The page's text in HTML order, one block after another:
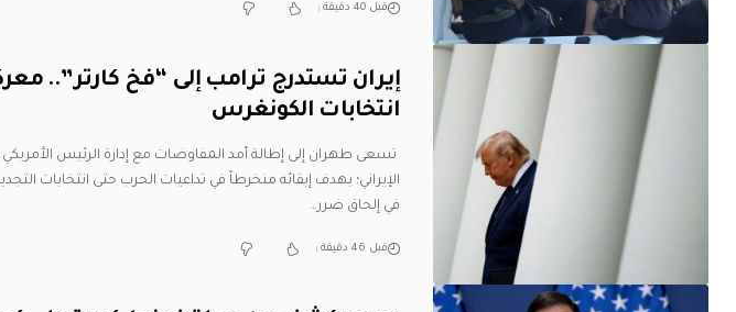
قبل 40 دقيقة
إيران تستدرج ترامب إلى “فخ كارتر”..
انتخابات الكونغرس
تسعى طهران إلى إطالة أمد المفاوضات مع إدارة الرئيس
الإيراني؛ بهدف إبقائه منخرطاً في تداعيات الحرب حتى انتخابات
في إلحاق ضرر…
قبل 46 دقيقة